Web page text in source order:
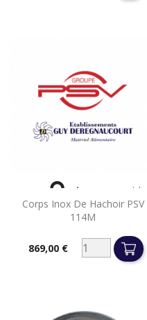
Corps Inox De Hachoir PSV
114M
Prix869,00 €
 Aperçu rapide